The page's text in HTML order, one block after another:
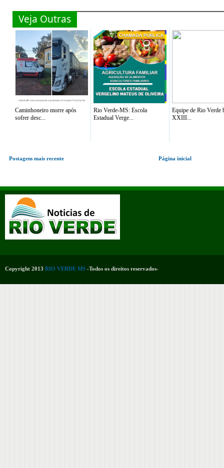
Veja Outras
Caminhoneiro morre após
sofrer desc...
Rio Verde-MS: Escola
Estadual Verge...
Equipe de Rio Verde
XXIII...
Postagem mais recente Página inicial
Copyright 2013 RIO VERDE MS -Todos os direitos reservados-